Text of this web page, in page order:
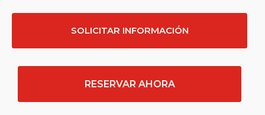
SOLICITAR INFORMACIÓN
RESERVAR AHORA